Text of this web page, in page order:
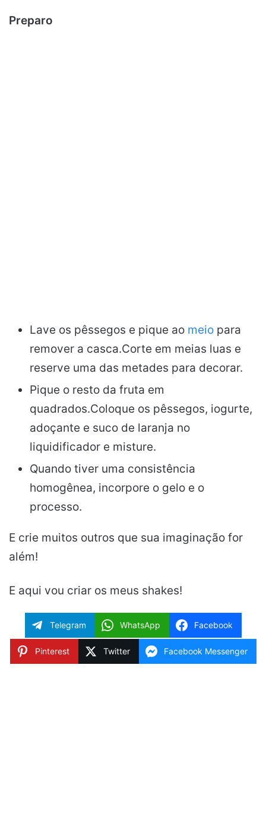
Preparo
Lave os pêssegos e pique ao meio para
remover a casca.Corte em meias luas e
reserve uma das metades para decorar.
Pique o resto da fruta em
quadrados.Coloque os pêssegos, iogurte,
adoçante e suco de laranja no
liquidificador e misture.
Quando tiver uma consistência
homogênea, incorpore o gelo e o
processo.
E crie muitos outros que sua imaginação for
além!
E aqui vou criar os meus shakes!
Telegram WhatsApp Facebook
Pinterest Twitter Facebook Messenger